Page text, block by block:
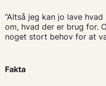
“Altså jeg kan jo lave
om, hvad der er brug for.
noget stort behov for at
Fakta